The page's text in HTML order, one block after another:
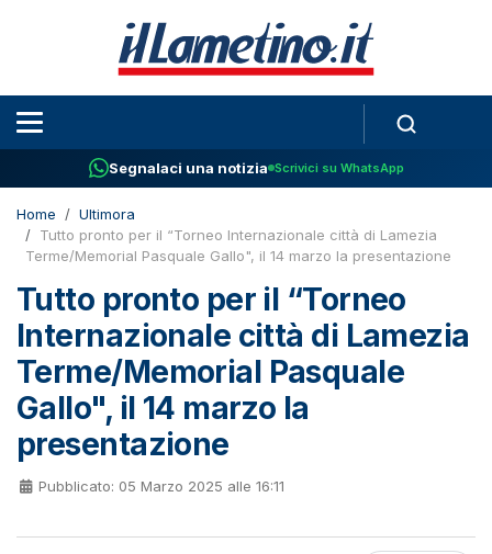
Segnalaci una notizia Scrivici su WhatsApp
Home
Ultimora
Tutto pronto per il “Torneo Internazionale città di Lamezia
Terme/Memorial Pasquale Gallo", il 14 marzo la presentazione
Tutto pronto per il “Torneo
Internazionale città di Lamezia
Terme/Memorial Pasquale
Gallo", il 14 marzo la
presentazione
Pubblicato: 05 Marzo 2025 alle 16:11